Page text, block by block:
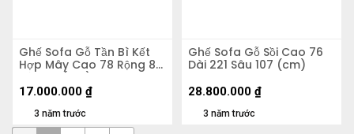
Ghế Sofa Gỗ Tần Bì Kết
Hợp Mây Cao 78 Rộng 83
Dài 190 (cm)
3 năm trước
17.000.000 ₫
Ghế Sofa Gỗ Sồi Cao 76
Dài 221 Sâu 107 (cm)
3 năm trước
28.800.000 ₫